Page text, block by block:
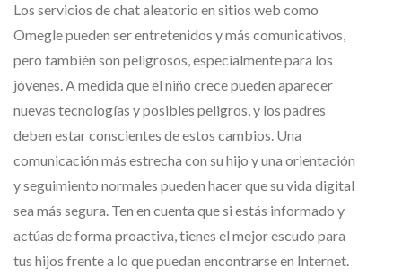
Los servicios de chat aleatorio en sitios web como
Omegle pueden ser entretenidos y más comunicativos,
pero también son peligrosos, especialmente para los
jóvenes. A medida que el niño crece pueden aparecer
nuevas tecnologías y posibles peligros, y los padres
deben estar conscientes de estos cambios. Una
comunicación más estrecha con su hijo y una orientación
y seguimiento normales pueden hacer que su vida digital
sea más segura. Ten en cuenta que si estás informado y
actúas de forma proactiva, tienes el mejor escudo para
tus hijos frente a lo que puedan encontrarse en Internet.